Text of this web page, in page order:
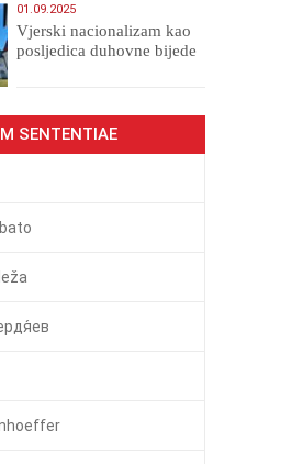
01.09.2025
​Vjerski nacionalizam kao
posljedica duhovne bijede
SENTENTIAE